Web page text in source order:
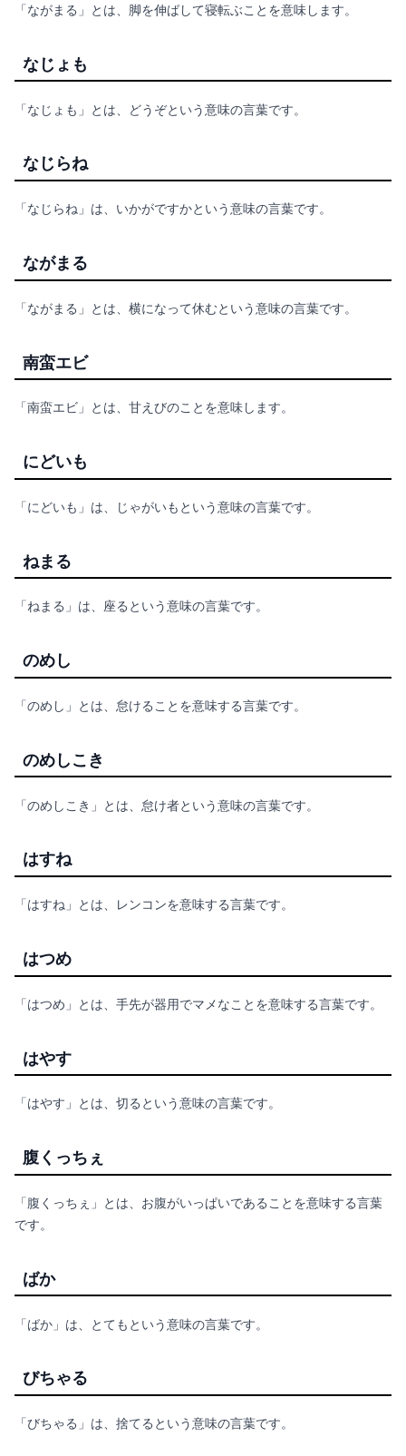
「ながまる」とは、脚を伸ばして寝転ぶことを意味します。
なじょも
「なじょも」とは、どうぞという意味の言葉です。
なじらね
「なじらね」は、いかがですかという意味の言葉です。
ながまる
「ながまる」とは、横になって休むという意味の言葉です。
南蛮エビ
「南蛮エビ」とは、甘えびのことを意味します。
にどいも
「にどいも」は、じゃがいもという意味の言葉です。
ねまる
「ねまる」は、座るという意味の言葉です。
のめし
「のめし」とは、怠けることを意味する言葉です。
のめしこき
「のめしこき」とは、怠け者という意味の言葉です。
はすね
「はすね」とは、レンコンを意味する言葉です。
はつめ
「はつめ」とは、手先が器用でマメなことを意味する言葉です。
はやす
「はやす」とは、切るという意味の言葉です。
腹くっちぇ
「腹くっちぇ」とは、お腹がいっぱいであることを意味する言葉
です。
ばか
「ばか」は、とてもという意味の言葉です。
びちゃる
「びちゃる」は、捨てるという意味の言葉です。